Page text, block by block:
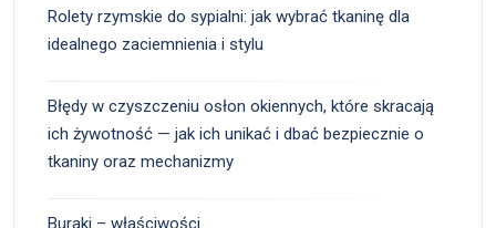
Rolety rzymskie do sypialni: jak wybrać tkaninę dla
idealnego zaciemnienia i stylu
Błędy w czyszczeniu osłon okiennych, które skracają
ich żywotność — jak ich unikać i dbać bezpiecznie o
tkaniny oraz mechanizmy